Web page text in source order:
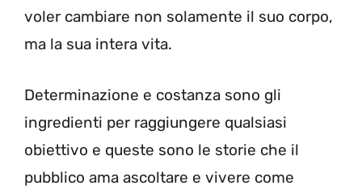
voler cambiare non solamente il suo corpo,
ma la sua intera vita.
Determinazione e costanza sono gli
ingredienti per raggiungere qualsiasi
obiettivo e queste sono le storie che il
pubblico ama ascoltare e vivere come